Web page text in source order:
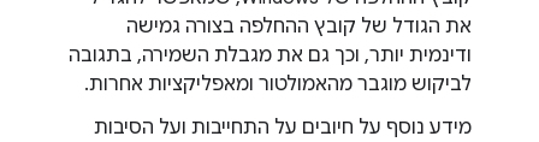
את הגודל של קובץ ההחלפה בצורה גמישה
ודינמית יותר, וכך גם את מגבלת השמירה, בתגובה
לביקוש מוגבר מהאמולטור ומאפליקציות אחרות.
מידע נוסף על חיובים על התחייבות ועל הסיבות